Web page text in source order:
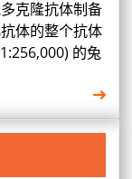
克隆抗体制备
体的整个抗体
的兔